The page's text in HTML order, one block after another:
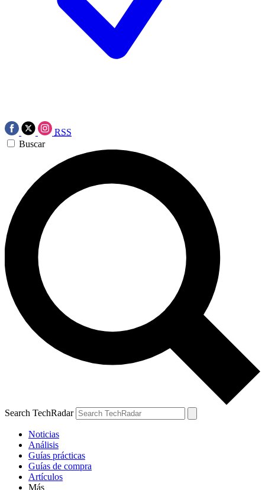
RSS
Buscar
Search TechRadar
Noticias
Análisis
Guías prácticas
Guías de compra
Artículos
Más